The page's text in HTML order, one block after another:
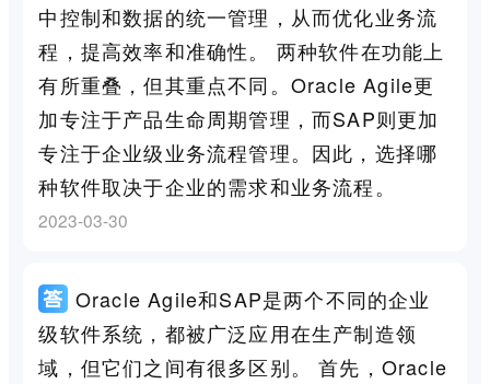
中控制和数据的统一管理，从而优化业务流
程，提高效率和准确性。 两种软件在功能上
有所重叠，但其重点不同。Oracle Agile更
加专注于产品生命周期管理，而SAP则更加
专注于企业级业务流程管理。因此，选择哪
种软件取决于企业的需求和业务流程。
2023-03-30
Oracle Agile和SAP是两个不同的企业
级软件系统，都被广泛应用在生产制造领
域，但它们之间有很多区别。 首先，Oracle